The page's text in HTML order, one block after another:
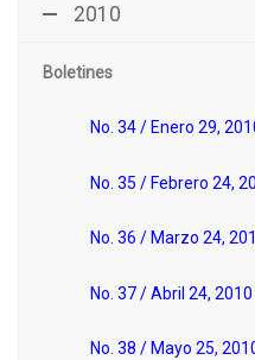
2010
Boletines
No. 34 / Enero 29,
No. 35 / Febrero 24,
No. 36 / Marzo 24,
No. 37 / Abril 24, 2010
No. 38 / Mayo 25,